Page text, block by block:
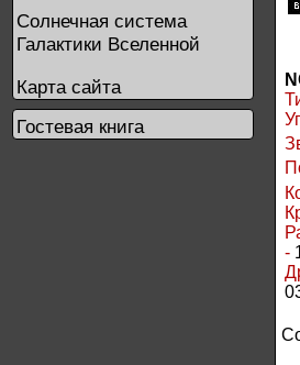
Солнечная система
Галактики Вселенной
Карта сайта
Гостевая книга
-